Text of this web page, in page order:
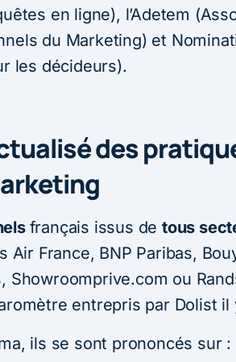
en ligne), l’Adetem
du Marketing) et
les décideurs).
des
français issus detous
Air France, BNP Paribas,
Showroomprive.com ou
entrepris par Dolist il
ils se sont prononcés sur :